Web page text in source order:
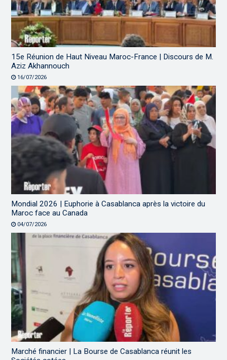
15e Réunion de Haut Niveau Maroc-France | Discours de M.
Aziz Akhannouch
16/07/2026
Mondial 2026 | Euphorie à Casablanca après la victoire du
Maroc face au Canada
04/07/2026
Marché financier | La Bourse de Casablanca réunit les